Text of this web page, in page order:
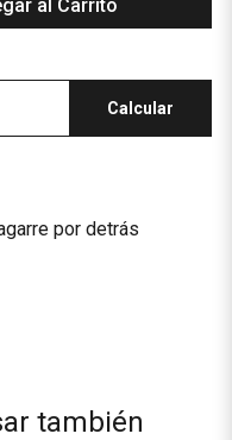
al Carrito
Calcular
por detrás
también